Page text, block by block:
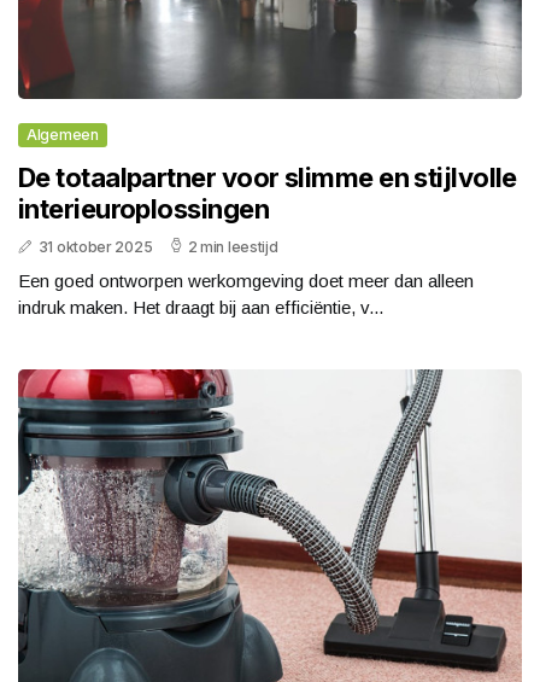
Algemeen
De totaalpartner voor slimme en stijlvolle
interieuroplossingen
31 oktober 2025 2 min leestijd
Een goed ontworpen werkomgeving doet meer dan alleen
indruk maken. Het draagt bij aan efficiëntie, v...